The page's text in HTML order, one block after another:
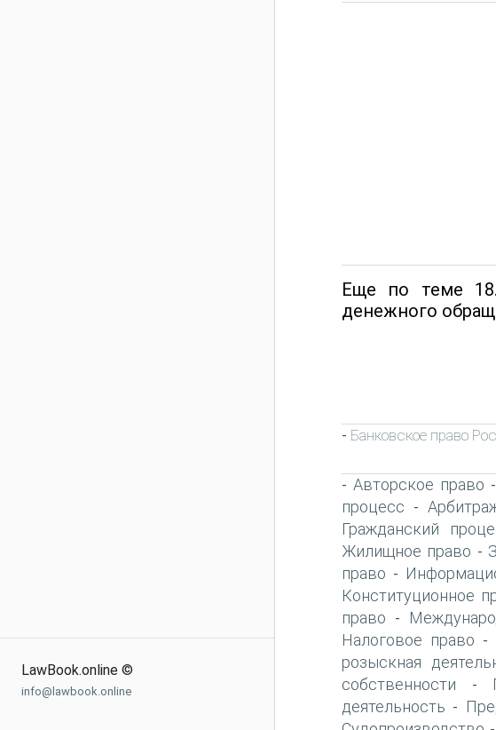
LawBook.online ©
info@lawbook.online
Еще по теме
денежного
- Банковское право
- Авторское право
процесс -
Гражданский
Жилищное право -
право -
Конституционное
право -
Налоговое право -
розыскная
собственности -
деятельность -